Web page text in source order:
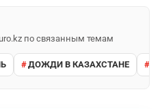
по связанным темам
ДОЖДИ В КАЗАХСТАНЕ